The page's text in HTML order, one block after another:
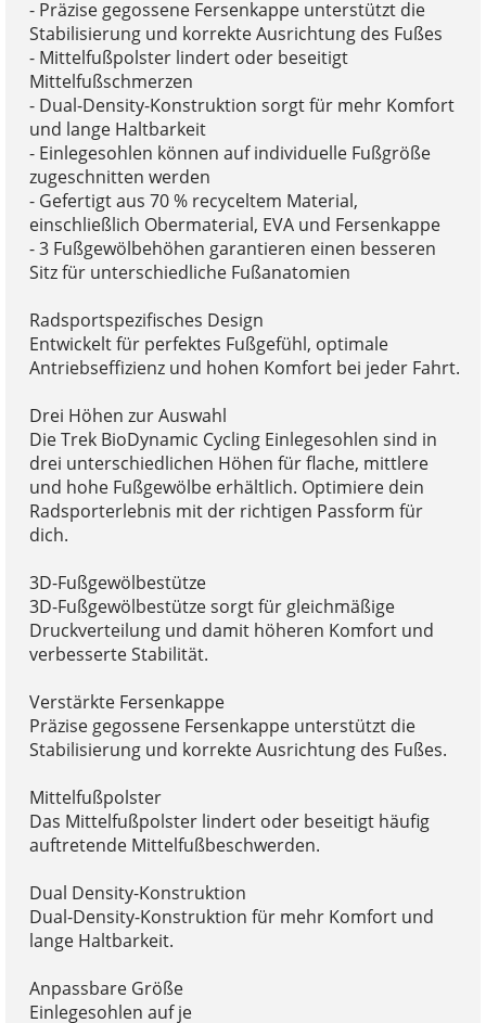
- Präzise gegossene Fersenkappe unterstützt die
Stabilisierung und korrekte Ausrichtung des Fußes
- Mittelfußpolster lindert oder beseitigt
Mittelfußschmerzen
- Dual-Density-Konstruktion sorgt für mehr Komfort
und lange Haltbarkeit
- Einlegesohlen können auf individuelle Fußgröße
zugeschnitten werden
- Gefertigt aus 70 % recyceltem Material,
einschließlich Obermaterial, EVA und Fersenkappe
- 3 Fußgewölbehöhen garantieren einen besseren
Sitz für unterschiedliche Fußanatomien
Radsportspezifisches Design
Entwickelt für perfektes Fußgefühl, optimale
Antriebseffizienz und hohen Komfort bei jeder Fahrt.
Drei Höhen zur Auswahl
Die Trek BioDynamic Cycling Einlegesohlen sind in
drei unterschiedlichen Höhen für flache, mittlere
und hohe Fußgewölbe erhältlich. Optimiere dein
Radsporterlebnis mit der richtigen Passform für
dich.
3D-Fußgewölbestütze
3D-Fußgewölbestütze sorgt für gleichmäßige
Druckverteilung und damit höheren Komfort und
verbesserte Stabilität.
Verstärkte Fersenkappe
Präzise gegossene Fersenkappe unterstützt die
Stabilisierung und korrekte Ausrichtung des Fußes.
Mittelfußpolster
Das Mittelfußpolster lindert oder beseitigt häufig
auftretende Mittelfußbeschwerden.
Dual Density-Konstruktion
Dual-Density-Konstruktion für mehr Komfort und
lange Haltbarkeit.
Anpassbare Größe
Einlegesohlen auf je